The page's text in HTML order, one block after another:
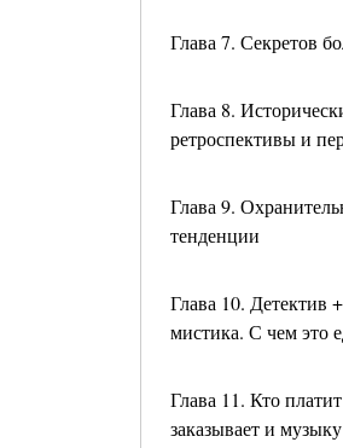
Глава 7. Секретов
Глава 8.
ретроспективы и
Глава 9.
тенденции
Глава 10. Детектив
мистика. С чем это
Глава 11. Кто
заказывает и